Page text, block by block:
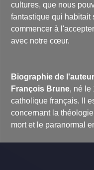
cultures, que nous
fantastique qui
commencer à
avec notre cœur.
Biographie de
François Brune, né le
catholique français. Il
concernant la
mort et le paranormal